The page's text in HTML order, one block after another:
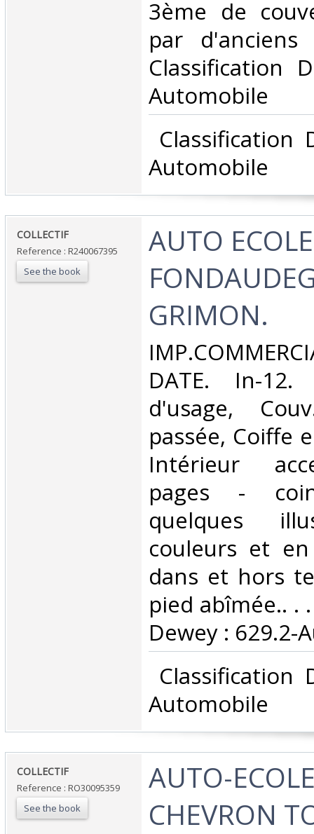
3ème de
par
Classification
Automobile‎
Classification
Automobile‎
‎COLLECTIF‎
Reference : R240067395
See the book
‎AUTO ECOLE
GRIMON.‎
DATE. In-
d'usage,
passée, Coiffe
Intérieur
pages -
quelques
couleurs et
dans et hors
pied abîmée.. .
Dewey : 629.2-
Classification
Automobile‎
‎COLLECTIF‎
Reference : RO30095359
See the book
‎AUTO-
CHEVRON